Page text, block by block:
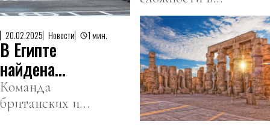
виды рыб и
парад в
честь 80-
летия
Победы
мероприятии
примут участие
4,5 тысяч
человек.
20.02.2025 Новости 1 мин.
В Египте
найдена
ранее
неизвестная
Команда
британских и